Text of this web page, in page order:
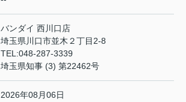
バンダイ 西川口店
埼玉県川口市並木２丁目2-8
TEL:048-287-3339
埼玉県知事 (3) 第22462号
2026年08月06日